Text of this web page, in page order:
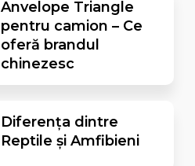
Anvelope Triangle
pentru camion – Ce
oferă brandul
chinezesc
Diferența dintre
Reptile și Amfibieni